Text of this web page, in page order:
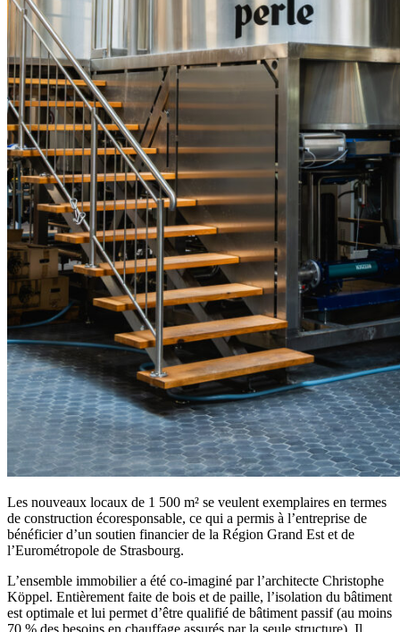
Les nouveaux locaux de 1 500 m² se veulent exemplaires en termes
de construction écoresponsable, ce qui a permis à l’entreprise de
bénéficier d’un soutien financier de la Région Grand Est et de
l’Eurométropole de Strasbourg.
L’ensemble immobilier a été co-imaginé par l’architecte Christophe
Köppel. Entièrement faite de bois et de paille, l’isolation du bâtiment
est optimale et lui permet d’être qualifié de bâtiment passif (au moins
70 % des besoins en chauffage assurés par la seule structure). Il